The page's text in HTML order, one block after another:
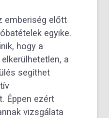
emberiség előtt
egyike.
hogy a
a
segíthet
Éppen ezért
vizsgálata